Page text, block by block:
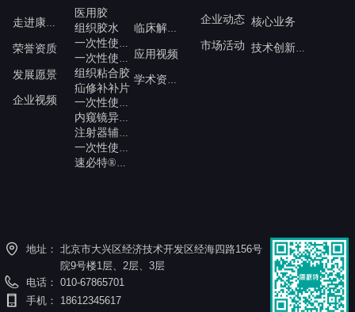
走进康派特
荣誉资质
发展愿景
企业视频
医用胶
组织胶水
一次性使用内镜注射针
组织粘合胶
疝修补补片
一次性使用高频切开刀
内窥镜异物钳
注射器辅助推进枪
一次性使用内窥镜喷洒装置
速必特®一次性可吸收钉皮内吻合器
临床解决方案
应用视频
学术资源中心
企业动态
市场活动
核心业务
技术创新与发展
地址： 北京市大兴区经济技术开发区经海四路156号
院9号楼1层、2层、3层
电话： 010-67865701
手机：
18612345617